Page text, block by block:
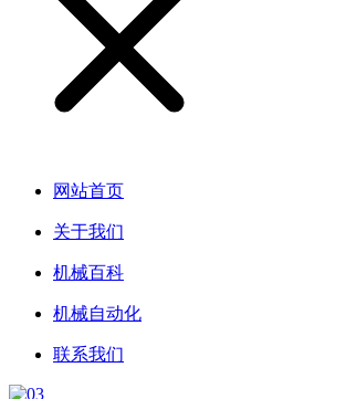
网站首页
关于我们
机械百科
机械自动化
联系我们